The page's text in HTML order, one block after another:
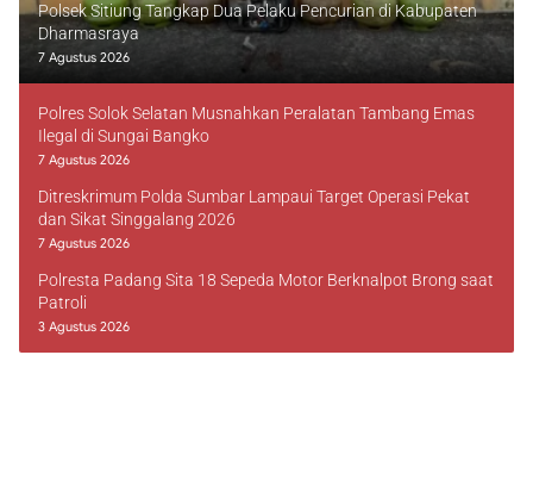
Polsek Sitiung Tangkap Dua Pelaku Pencurian di Kabupaten
Dharmasraya
7 Agustus 2026
Polres Solok Selatan Musnahkan Peralatan Tambang Emas
Ilegal di Sungai Bangko
7 Agustus 2026
Ditreskrimum Polda Sumbar Lampaui Target Operasi Pekat
dan Sikat Singgalang 2026
7 Agustus 2026
Polresta Padang Sita 18 Sepeda Motor Berknalpot Brong saat
Patroli
3 Agustus 2026